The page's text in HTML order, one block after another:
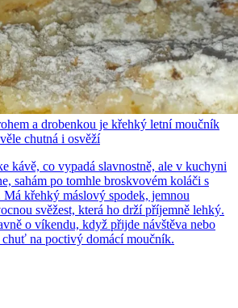
a drobenkou je křehký letní moučník
chutná i osvěží
kávě, co vypadá slavnostně, ale v kuchyni
sahám po tomhle broskvovém koláči s
Má křehký máslový spodek, jemnou
svěžest, která ho drží příjemně lehký.
o víkendu, když přijde návštěva nebo
chuť na poctivý domácí moučník.